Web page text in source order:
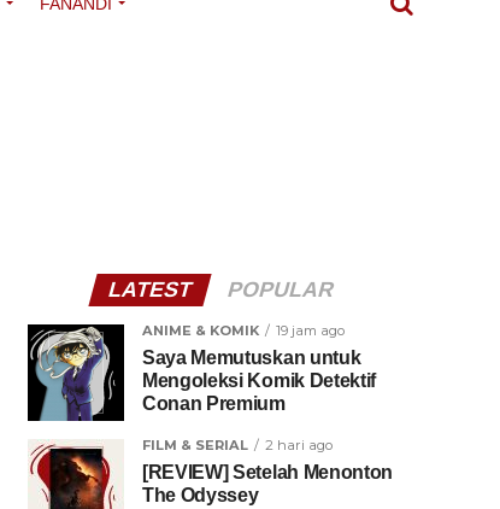
LATEST POPULAR
ANIME & KOMIK 19 jam ago
Saya Memutuskan untuk
Mengoleksi Komik Detektif
Conan Premium
FILM & SERIAL 2 hari ago
[REVIEW] Setelah Menonton
The Odyssey